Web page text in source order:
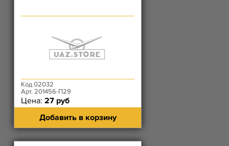
Код 02032
Арт. 201456-П29
Цена: 27 руб
Добавить в корзину